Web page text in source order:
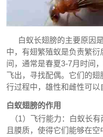
白蚁长翅膀的主要原因
中，有翅繁殖蚁是负责繁
间，通常是春夏3-7月时间
飞出，寻找配偶。它们的
行过程中，雄性和雌性可以
白蚁翅膀的作用
（1）飞行能力：白蚁长
且膜质，使得它们能够在